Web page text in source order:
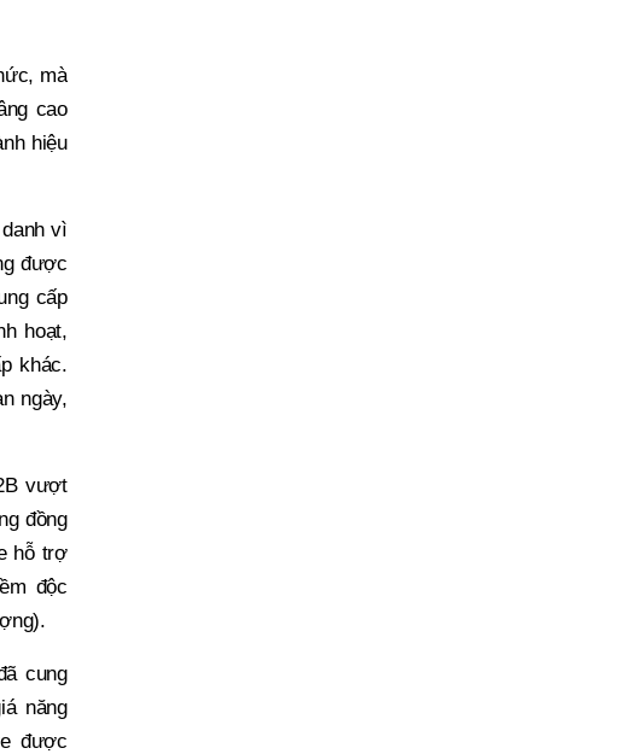
mà
cao
hiệu
vì
được
cấp
hoạt,
khác.
ngày,
vượt
đồng
hỗ trợ
độc
cung
năng
được